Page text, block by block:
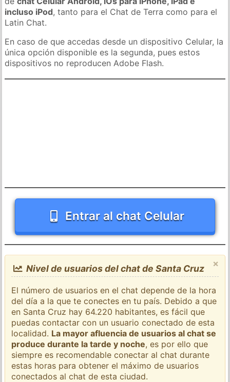
incluso iPod, tanto para el Chat de Terra como para el
Latin Chat.
En caso de que accedas desde un dispositivo Celular, la
única opción disponible es la segunda, pues estos
dispositivos no reproducen Adobe Flash.
Entrar al chat Celular
×
Nivel de usuarios del chat de Santa Cruz
El número de usuarios en el chat depende de la hora
del día a la que te conectes en tu país. Debido a que
en Santa Cruz hay 64.220 habitantes, es fácil que
puedas contactar con un usuario conectado de esta
localidad. La mayor afluencia de usuarios al chat se
produce durante la tarde y noche, es por ello que
siempre es recomendable conectar al chat durante
estas horas para obtener el máximo de usuarios
conectados al chat de esta ciudad.